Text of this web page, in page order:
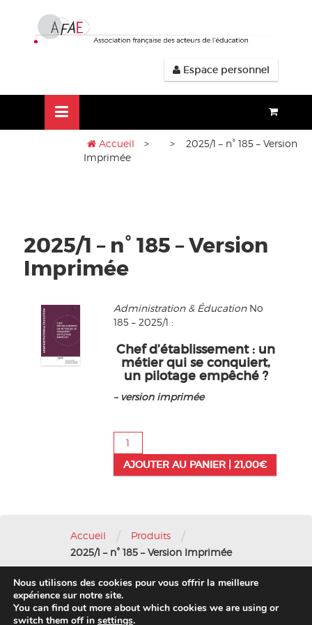
contenu
Espace personnel
Accueil >
> 2025/1 – n° 185 – Version
Imprimée
2025/1 – n° 185 – Version
Imprimée
Administration & ÉducationNo
185 – 2025/1 :
Chef d’établissement : un
métier qui se conquiert,
un pilotage empêché ?
– version imprimée
quantité
de
2025/1
-
Version
Imprimée
AJOUTER AU PANIER | 21,00€
Accueil / Produits /
2025/1 – n° 185 – Version Imprimée
Nous contacter-Mentions légales
© 2016 AFAE
Nous utilisons des cookies pour vous offrir la meilleure
expérience sur notre site.
You can find out more about which cookies we are using or
switch them off in settings.